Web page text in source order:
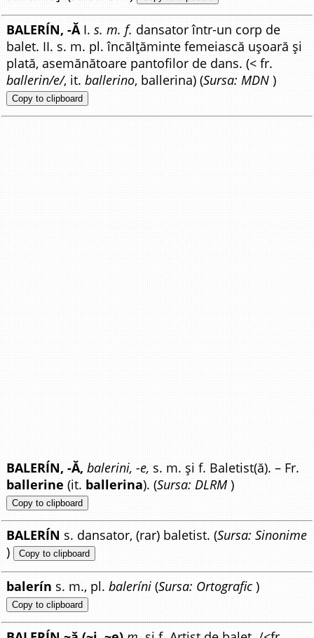
BALERÍN, -Ă I.s. m. f. dansator într-un corp de
balet. II. s. m. pl. încălțăminte femeiască ușoară și
plată, asemănătoare pantofilor de dans. (< fr.
ballerin/e/, it.ballerino, ballerina) (Sursa: MDN )
Copy to clipboard
BALERÍN, -Ă, balerini, -e, s. m. și f. Baletist(ă). – Fr.
ballerine (it. ballerina). (Sursa: DLRM)
Copy to clipboard
BALERÍN s. dansator, (rar) baletist. (Sursa: Sinonime
) Copy to clipboard
balerín s. m., pl.baleríni (Sursa: Ortografic )
Copy to clipboard